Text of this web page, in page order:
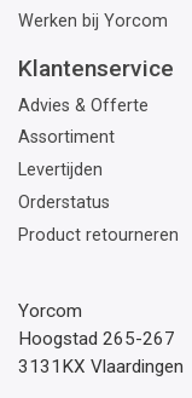
Werken bij Yorcom
Klantenservice
Advies & Offerte
Assortiment
Levertijden
Orderstatus
Product retourneren
Yorcom
Hoogstad 265-267
3131KX Vlaardingen